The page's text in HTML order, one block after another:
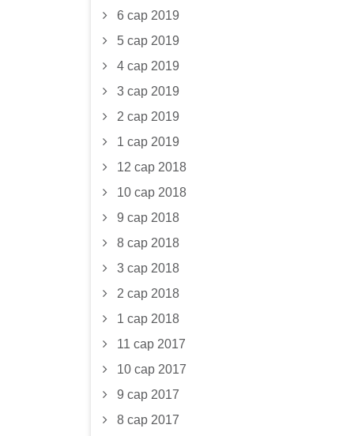
6 сар 2019
5 сар 2019
4 сар 2019
3 сар 2019
2 сар 2019
1 сар 2019
12 сар 2018
10 сар 2018
9 сар 2018
8 сар 2018
3 сар 2018
2 сар 2018
1 сар 2018
11 сар 2017
10 сар 2017
9 сар 2017
8 сар 2017